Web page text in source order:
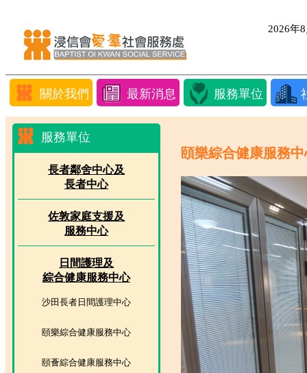
2026年
關於我們 最新消息 服務單位
服務單位
長者鄰舍中心及
長者中心
佐敦家庭支援及
服務中心
日間護理及
綜合健康服務中心
沙田長者日間護理中心
頤樂綜合健康服務中心
頤薈綜合健康服務中心
頤樂綜合健康服務